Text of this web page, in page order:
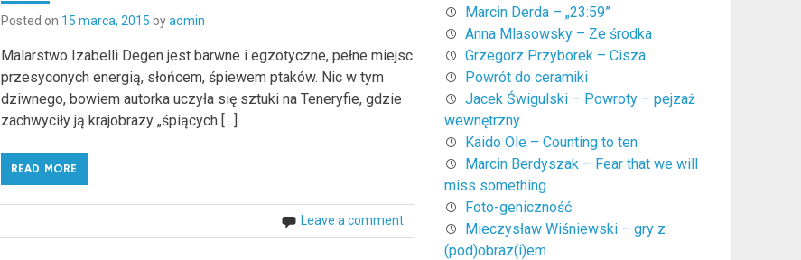
Posted on 15 marca, 2015 byadmin
Malarstwo Izabelli Degen jest barwne i egzotyczne, pełne miejsc
przesyconych energią, słońcem, śpiewem ptaków. Nic w tym
dziwnego, bowiem autorka uczyła się sztuki na Teneryfie, gdzie
zachwyciły ją krajobrazy „śpiących […]
READ MORE
Leave a comment
Marcin Derda – „23:59”
Anna Mlasowsky – Ze środka
Grzegorz Przyborek – Cisza
Powrót do ceramiki
Jacek Świgulski – Powroty – pejzaż
wewnętrzny
Kaido Ole – Counting to ten
Marcin Berdyszak – Fear that we will
miss something
Foto-geniczność
Mieczysław Wiśniewski – gry z
(pod)obraz(i)em